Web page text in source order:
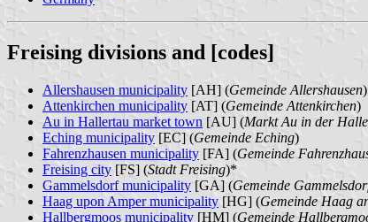
Freising divisions and [codes]
Allershausen municipality [AH] (Gemeinde Allershausen)
Attenkirchen municipality [AT] (Gemeinde Attenkirchen)
Au in Hallertau market town [AU] (Markt Au in der
Eching municipality [EC] (Gemeinde Eching)
Fahrenzhausen municipality [FA] (Gemeinde
Freising city [FS] (Stadt Freising)*
Gammelsdorf municipality [GA] (Gemeinde
Haag upon Amper municipality [HG] (Gemeinde Haag
Hallbergmoos municipality [HM] (Gemeinde